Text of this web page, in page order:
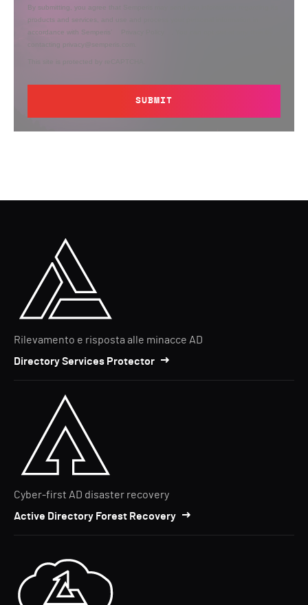
By submitting, you agree that Semperis may send you information regarding its
products and services, and use and process your personal information in
accordance with Semperis’
contacting privacy@semperis.com.
This site is protected by reCAPTCHA.
SUBMIT
Rilevamento e risposta alle minacce AD
Directory Services Protector
Cyber-first AD disaster recovery
Active Directory Forest Recovery